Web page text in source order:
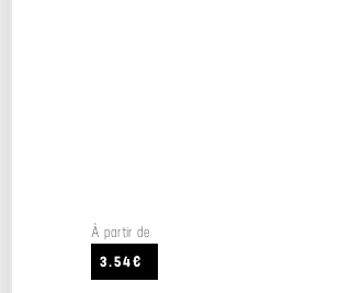
À partir de
3.54€